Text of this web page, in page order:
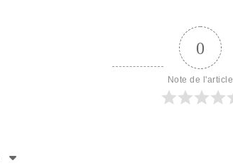
0
Note de l'article